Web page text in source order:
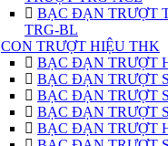
BẠC ĐẠN TRƯỢT
TRG-BL
CON TRƯỢT HIỆU THK
BẠC ĐẠN TRƯỢT
BẠC ĐẠN TRƯỢT
BẠC ĐẠN TRƯỢT
BẠC ĐẠN TRƯỢT
BẠC ĐẠN TRƯỢT